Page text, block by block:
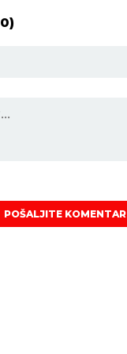
0)
POŠALJITE KOMENTAR